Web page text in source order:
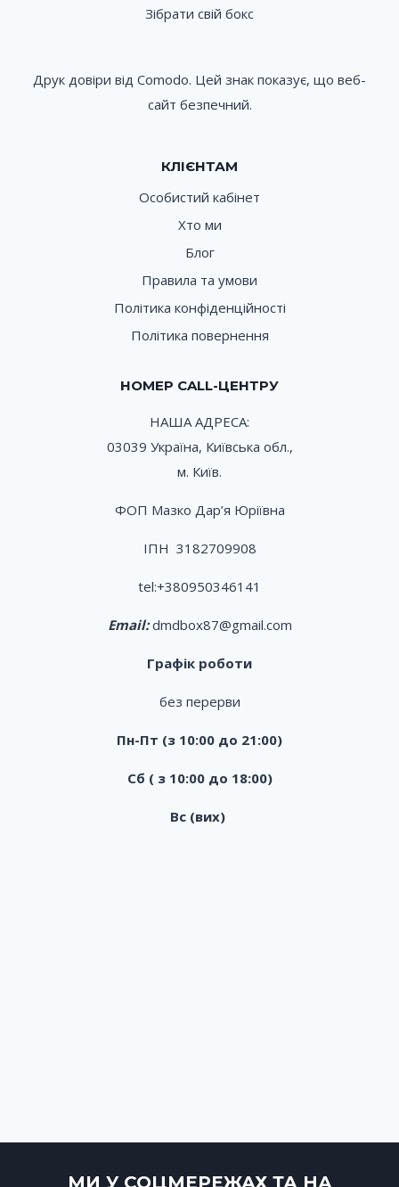
Зібрати свій бокс
Друк довіри від Comodo. Цей знак показує, що веб-
сайт безпечний.
КЛІЄНТАМ
Особистий кабінет
Хто ми
Блог
Правила та умови
Політика конфіденційності
Політика повернення
НОМЕР CALL-ЦЕНТРУ
НАША АДРЕСА:
03039 Україна, Київська обл.,
м. Київ.
ФОП Мазко Дар’я Юріївна
ІПН 3182709908
tel:+380950346141
Email:dmdbox87@gmail.com
Графік роботи
без перерви
Пн-Пт (з 10:00 до 21:00)
Сб ( з 10:00 до 18:00)
Вс (вих)
МИ У СОЦМЕРЕЖАХ ТА НА